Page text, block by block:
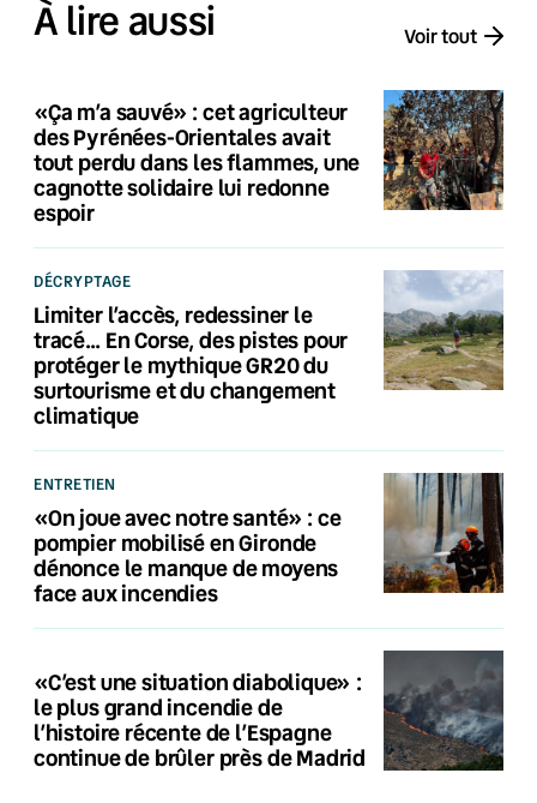
À lire aussi Voir tout
«Ça m’a sauvé» : cet agriculteur
des Pyrénées-Orientales avait
tout perdu dans les flammes, une
cagnotte solidaire lui redonne
espoir
DÉCRYPTAGE
Limiter l’accès, redessiner le
tracé… En Corse, des pistes pour
protéger le mythique GR20 du
surtourisme et du changement
climatique
ENTRETIEN
«On joue avec notre santé» : ce
pompier mobilisé en Gironde
dénonce le manque de moyens
face aux incendies
«C’est une situation diabolique» :
le plus grand incendie de
l’histoire récente de l’Espagne
continue de brûler près de Madrid